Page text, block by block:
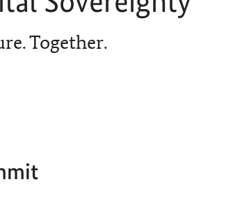
Together.